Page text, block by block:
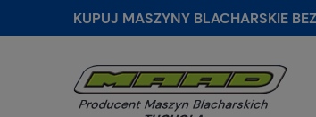
KUPUJ MASZYNY BLACHARSKIE